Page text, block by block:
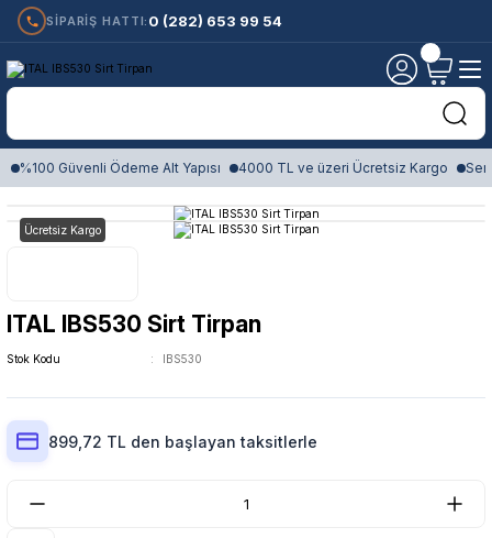
SİPARİŞ HATTI: 0 (282) 653 99 54
%100 Güvenli Ödeme Alt Yapısı 4000 TL ve üzeri Ücretsiz Kargo
Ücretsiz Kargo
ITAL IBS530 Sirt Tirpan
Stok Kodu IBS530
899,72 TL den başlayan taksitlerle